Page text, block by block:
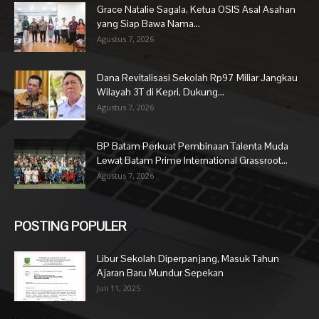
Grace Natalie Sagala, Ketua OSIS Asal Asahan
yang Siap Bawa Nama...
Agustus 7, 2026
Dana Revitalisasi Sekolah Rp97 Miliar Jangkau
Wilayah 3T di Kepri, Dukung...
Agustus 7, 2026
BP Batam Perkuat Pembinaan Talenta Muda
Lewat Batam Prime International Grassroot...
Agustus 7, 2026
POSTING POPULER
Libur Sekolah Diperpanjang, Masuk Tahun
Ajaran Baru Mundur Sepekan
Juli 11, 2025